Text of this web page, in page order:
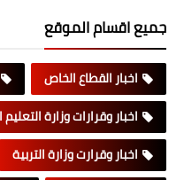
جميع اقسام الموقع
اخبار القطاع الخاص
اخبار وقرارات وزارة
اخبار وقرارت وزارة التربية